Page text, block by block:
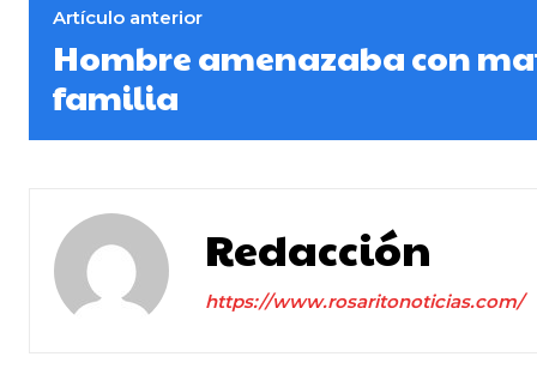
Artículo anterior
Hombre amenazaba con
familia
Redacción
https://www.rosaritonoticias.com/